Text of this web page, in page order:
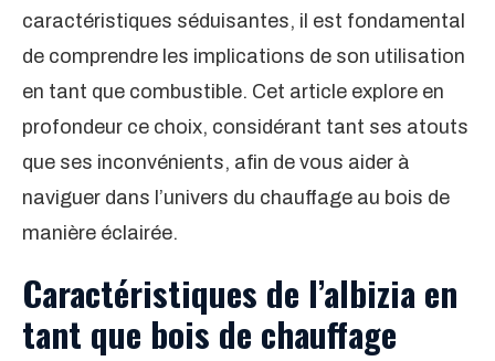
caractéristiques séduisantes, il est fondamental
de comprendre les implications de son utilisation
en tant que combustible. Cet article explore en
profondeur ce choix, considérant tant ses atouts
que ses inconvénients, afin de vous aider à
naviguer dans l’univers du chauffage au bois de
manière éclairée.
Caractéristiques de l’albizia en
tant que bois de chauffage